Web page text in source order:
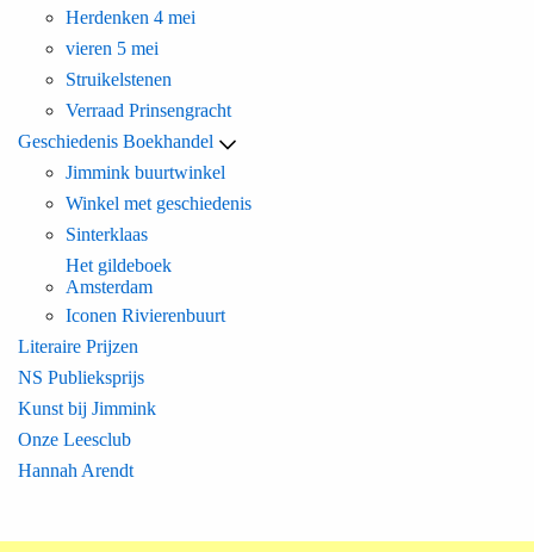
Herdenken 4 mei
vieren 5 mei
Struikelstenen
Verraad Prinsengracht
Geschiedenis Boekhandel
Jimmink buurtwinkel
Winkel met geschiedenis
Sinterklaas
Het gildeboek
Amsterdam
Iconen Rivierenbuurt
Literaire Prijzen
NS Publieksprijs
Kunst bij Jimmink
Onze Leesclub
Hannah Arendt